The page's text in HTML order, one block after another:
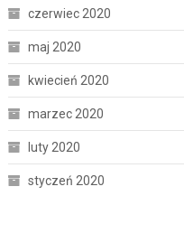
czerwiec 2020
maj 2020
kwiecień 2020
marzec 2020
luty 2020
styczeń 2020